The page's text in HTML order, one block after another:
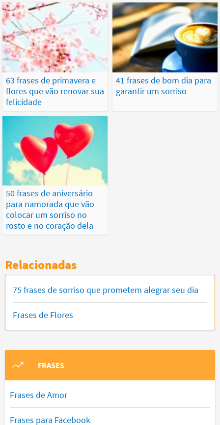
63 frases de primavera e
flores que vão renovar sua
felicidade
41 frases de bom dia para
garantir um sorriso
50 frases de aniversário
para namorada que vão
colocar um sorriso no
rosto e no coração dela
Relacionadas
75 frases de sorriso que prometem alegrar seu dia
Frases de Flores
FRASES
Frases de Amor
Frases para Facebook